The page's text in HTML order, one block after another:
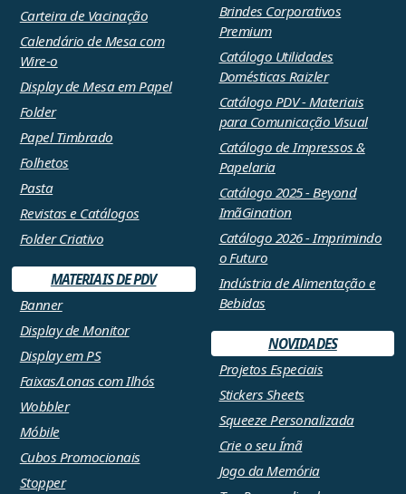
Carteira de Vacinação
Calendário de Mesa com
Wire-o
Display de Mesa em Papel
Folder
Papel Timbrado
Folhetos
Pasta
Revistas e Catálogos
Folder Criativo
MATERIAIS DE PDV
Banner
Display de Monitor
Display em PS
Faixas/Lonas com Ilhós
Wobbler
Móbile
Cubos Promocionais
Stopper
Brindes Corporativos
Premium
Catálogo Utilidades
Domésticas Raizler
Catálogo PDV - Materiais
para Comunicação Visual
Catálogo de Impressos &
Papelaria
Catálogo 2025 - Beyond
ImãGination
Catálogo 2026 - Imprimindo
o Futuro
Indústria de Alimentação e
Bebidas
NOVIDADES
Projetos Especiais
Stickers Sheets
Squeeze Personalizada
Crie o seu Ímã
Jogo da Memória